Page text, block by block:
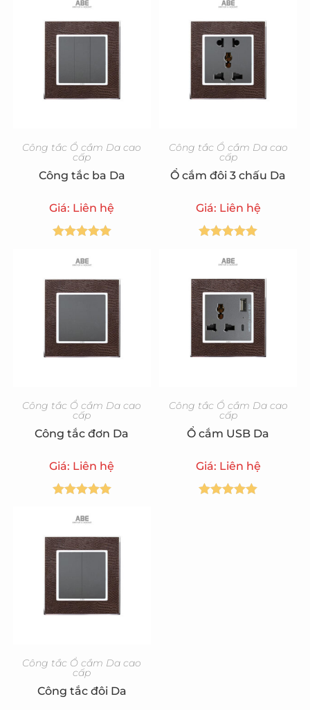
Công tắc Ổ cắm Da cao
cấp
Công tắc ba Da
Giá: Liên hệ
hạng5.00
sao
Công tắc Ổ cắm Da cao
cấp
Ổ cắm đôi 3 chấu Da
Giá: Liên hệ
hạng5.00
sao
Công tắc Ổ cắm Da cao
cấp
Công tắc đơn Da
Giá: Liên hệ
hạng5.00
sao
Công tắc Ổ cắm Da cao
cấp
Ổ cắm USB Da
Giá: Liên hệ
Công tắc Ổ cắm Da cao
cấp
Công tắc đôi Da